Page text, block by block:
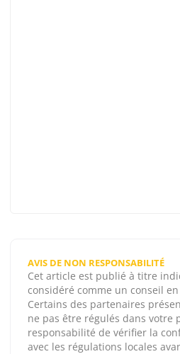
AVIS DE NON RESPONSABILITÉ
Cet article est publié à titre
considéré comme un conseil
Certains des partenaires
ne pas être régulés dans votre
responsabilité de vérifier la
avec les régulations locales